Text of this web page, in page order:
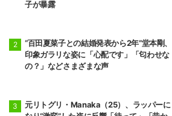
子が暴露
“百田夏菜子との結婚発表から2年”堂本剛、
印象ガラリな姿に「心配です」「匂わせな
の？」などさまざまな声
元リトグリ・Manaka（25）、ラッパーに